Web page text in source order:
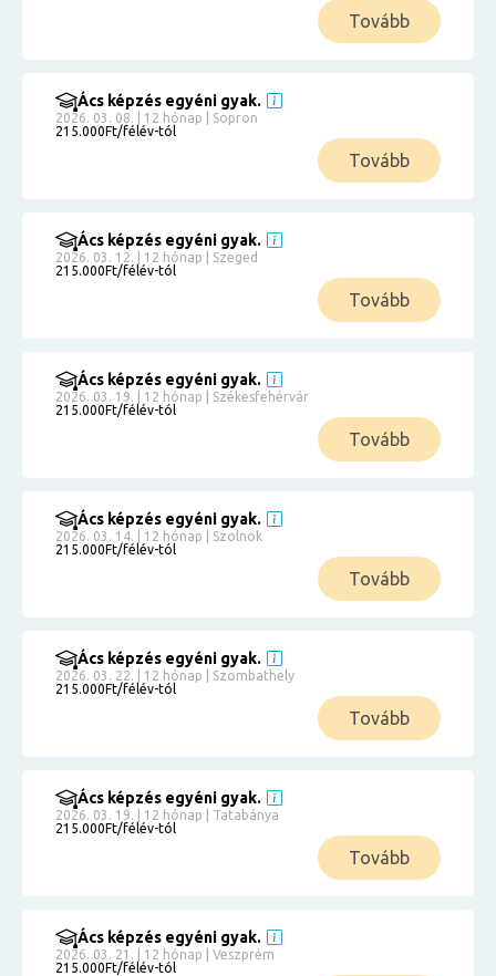
Tovább
Ács képzés egyéni gyak.
2026. 03. 08. | 12 hónap | Sopron
215.000Ft/félév-tól
Tovább
Ács képzés egyéni gyak.
2026. 03. 12. | 12 hónap | Szeged
215.000Ft/félév-tól
Tovább
Ács képzés egyéni gyak.
2026. 03. 19. | 12 hónap | Székesfehérvár
215.000Ft/félév-tól
Tovább
Ács képzés egyéni gyak.
2026. 03. 14. | 12 hónap | Szolnok
215.000Ft/félév-tól
Tovább
Ács képzés egyéni gyak.
2026. 03. 22. | 12 hónap | Szombathely
215.000Ft/félév-tól
Tovább
Ács képzés egyéni gyak.
2026. 03. 19. | 12 hónap | Tatabánya
215.000Ft/félév-tól
Tovább
Ács képzés egyéni gyak.
2026. 03. 21. | 12 hónap | Veszprém
215.000Ft/félév-tól